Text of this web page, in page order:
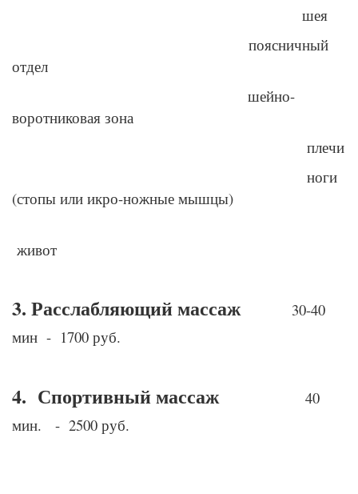
шея
поясничный
отдел
шейно-
воротниковая зона
плечи
ноги
(стопы или икро-ножные мышцы)
живот
3. Расслабляющий массаж
30-40
мин - 1700 руб.
4. Спортивный массаж
40
мин. - 2500 руб.